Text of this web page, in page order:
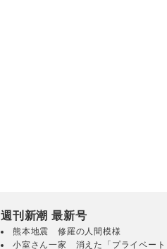
週刊新潮 最新号
熊本地震 修羅の人間模様
小室さん一家 消えた「プライベート